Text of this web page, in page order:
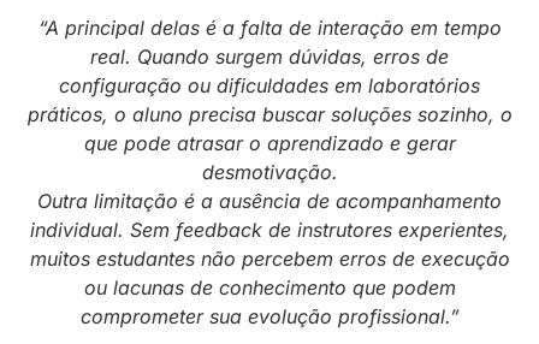
“A principal delas é a falta de interação em tempo
real. Quando surgem dúvidas, erros de
configuração ou dificuldades em laboratórios
práticos, o aluno precisa buscar soluções sozinho, o
que pode atrasar o aprendizado e gerar
desmotivação.
Outra limitação é a ausência de acompanhamento
individual. Sem feedback de instrutores experientes,
muitos estudantes não percebem erros de execução
ou lacunas de conhecimento que podem
comprometer sua evolução profissional.”